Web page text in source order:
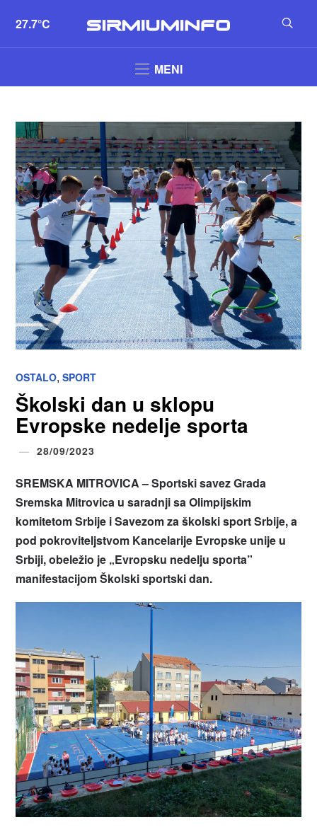
27.7°C
MENI
OSTALO,SPORT
Školski dan u sklopu
Evropske nedelje sporta
28/09/2023
SREMSKA MITROVICA – Sportski savez Grada
Sremska Mitrovica u saradnji sa Olimpijskim
komitetom Srbije i Savezom za školski sport Srbije, a
pod pokroviteljstvom Kancelarije Evropske unije u
Srbiji, obeležio je „Evropsku nedelju sporta”
manifestacijom Školski sportski dan.